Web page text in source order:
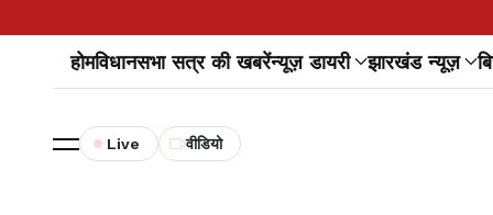
होमविधानसभा सत्र की खबरेंन्यूज़ डायरी झारखंड न्यूज़
Live वीडियो